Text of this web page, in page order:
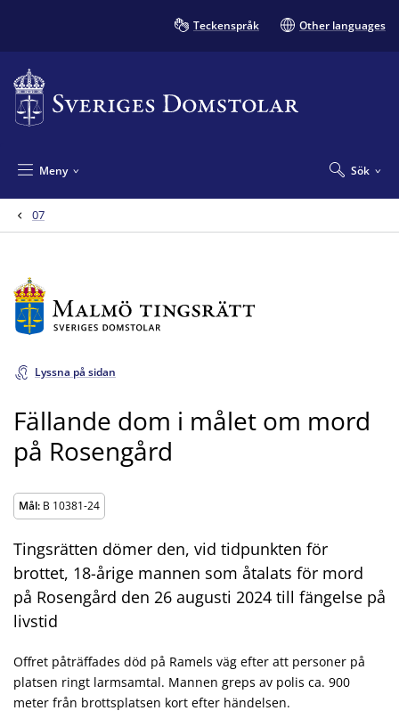
Teckenspråk Other languages
Sök
Meny
07
Lyssna på sidan
Fällande dom i målet om mord
på Rosengård
Mål: B 10381-24
Tingsrätten dömer den, vid tidpunkten för
brottet, 18-årige mannen som åtalats för mord
på Rosengård den 26 augusti 2024 till fängelse på
livstid
Offret påträffades död på Ramels väg efter att personer på
platsen ringt larmsamtal. Mannen greps av polis ca. 900
meter från brottsplatsen kort efter händelsen.